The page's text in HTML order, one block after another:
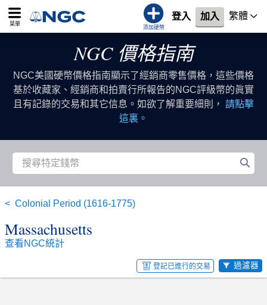
菜單
添加硬幣
登入 加入 繁體
NGC 價格指南
NGC美國硬幣價格指南顯示了經銷商零售價格，這些價格
基於收藏家、經銷商和拍賣行所報告的NGC評級幣的眞實
且有記錄的交易和其它信息。如欲了解重要細則， 請點擊
這裏。
Colonial Period (1616-1775)
Massachusetts
查看NGC統計
登記已進行的交易 過濾器